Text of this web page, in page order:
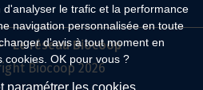
le trafic et la performance
navigation personnalisée en toute
d'avis à tout moment en
cookies. OK pour vous ?
paramétrer les cookies
Le réseau Biocoop
Biocoop 2026